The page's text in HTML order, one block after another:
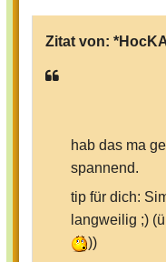
Zitat von:
hab das ma
spannend.
tip für dich:
langweilig ;)
))